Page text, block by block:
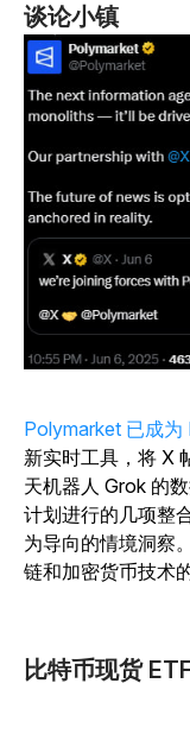
谈论小镇
Polymarket 已成为
新实时工具，将 X
天机器人 Grok 的
计划进行的几项整
为导向的情境洞察
链和加密货币技术
比特币现货